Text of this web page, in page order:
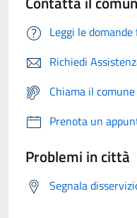
Leggi le
Richiedi
Chiama il
Prenota un
Problemi in città
Segnala